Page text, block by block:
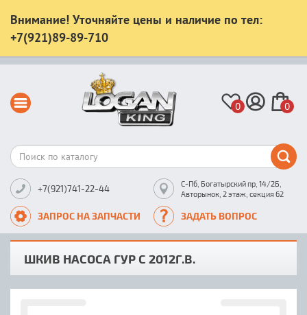
Внимание! Уточняйте цены и наличие по тел:
+7(921)89-89-710
0 0
+7(921)741-22-44
С-Пб, Богатырский пр, 14/2Б,
Авторынок, 2 этаж, секция 62
ЗАПРОС НА ЗАПЧАСТИ ЗАДАТЬ ВОПРОС
ШКИВ НАСОСА ГУР С 2012Г.В.